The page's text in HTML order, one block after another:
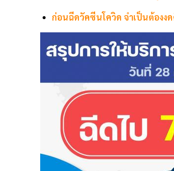
ก่อนฉีดวัคซีนโควิด จำเป็นต้อง